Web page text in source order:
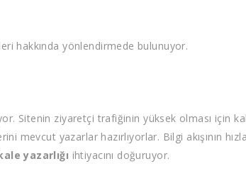
hakkında yönlendirmede bulunuyor.
Sitenin ziyaretçi trafiğinin yüksek olması için
yazarlar hazırlıyorlar. Bilgi akışının
yazarlığı ihtiyacını doğuruyor.